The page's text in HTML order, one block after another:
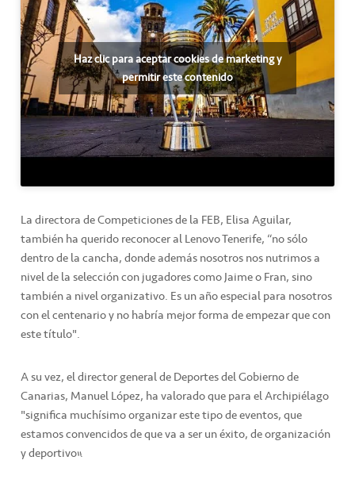
Haz clic para aceptar cookies de marketing y
permitir este contenido
La directora de Competiciones de la FEB, Elisa Aguilar,
también ha querido reconocer al Lenovo Tenerife, “no sólo
dentro de la cancha, donde además nosotros nos nutrimos a
nivel de la selección con jugadores como Jaime o Fran, sino
también a nivel organizativo. Es un año especial para nosotros
con el centenario y no habría mejor forma de empezar que con
este título".
A su vez, el director general de Deportes del Gobierno de
Canarias, Manuel López, ha valorado que para el Archipiélago
"significa muchísimo organizar este tipo de eventos, que
estamos convencidos de que va a ser un éxito, de organización
y deportivo”.